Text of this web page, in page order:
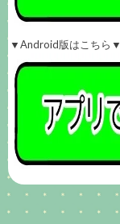
▼Android版はこちら▼
前のお話